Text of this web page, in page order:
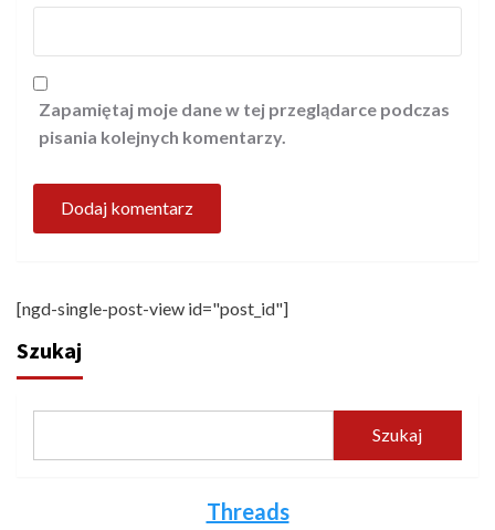
Zapamiętaj moje dane w tej przeglądarce podczas
pisania kolejnych komentarzy.
[ngd-single-post-view id="post_id"]
Szukaj
Szukaj
Threads